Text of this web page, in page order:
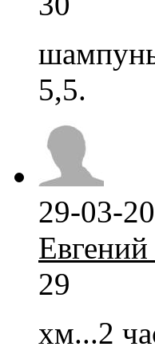
5,5.
29-03-
29
хм...2